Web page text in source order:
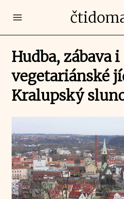
Open main menu
Hudba, zábava i
vegetariánské
Kralupský